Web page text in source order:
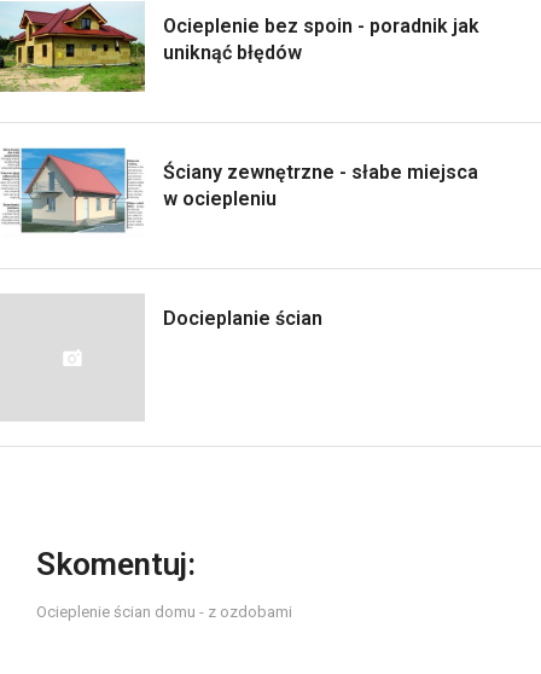
Ocieplenie bez spoin - poradnik jak
uniknąć błędów
Ściany zewnętrzne - słabe miejsca
w ociepleniu
Docieplanie ścian
Skomentuj:
Ocieplenie ścian domu - z ozdobami